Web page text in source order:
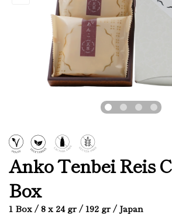
Anko Tenbei Reis
Box
1 Box / 8 x 24 gr / 192 gr / Japan